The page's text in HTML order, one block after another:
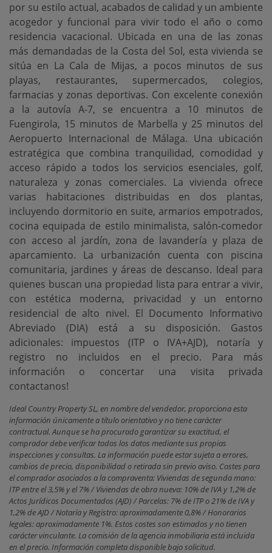
por su estilo actual, acabados de calidad y un ambiente
acogedor y funcional para vivir todo el año o como
residencia vacacional. Ubicada en una de las zonas
más demandadas de la Costa del Sol, esta vivienda se
sitúa en La Cala de Mijas, a pocos minutos de sus
playas, restaurantes, supermercados, colegios,
farmacias y zonas deportivas. Con excelente conexión
a la autovía A-7, se encuentra a 10 minutos de
Fuengirola, 15 minutos de Marbella y 25 minutos del
Aeropuerto Internacional de Málaga. Una ubicación
estratégica que combina tranquilidad, comodidad y
acceso rápido a todos los servicios esenciales, golf,
naturaleza y zonas comerciales. La vivienda ofrece
varias habitaciones distribuidas en dos plantas,
incluyendo dormitorio en suite, armarios empotrados,
cocina equipada de estilo minimalista, salón-comedor
con acceso al jardín, zona de lavandería y plaza de
aparcamiento. La urbanización cuenta con piscina
comunitaria, jardines y áreas de descanso. Ideal para
quienes buscan una propiedad lista para entrar a vivir,
con estética moderna, privacidad y un entorno
residencial de alto nivel. El Documento Informativo
Abreviado (DIA) está a su disposición. Gastos
adicionales: impuestos (ITP o IVA+AJD), notaría y
registro no incluidos en el precio. Para más
información o concertar una visita privada
contactanos!
Ideal Country Property SL, en nombre del vendedor, proporciona esta
información únicamente a título orientativo y no tiene carácter
contractual. Aunque se ha procurado garantizar su exactitud, el
comprador debe verificar todos los datos mediante sus propias
inspecciones y consultas. La información puede estar sujeta a errores,
cambios de precio, disponibilidad o retirada sin previo aviso. Costes para
el comprador asociados a la compraventa: Viviendas de segunda mano:
ITP entre el 3,5% y el 7% / Viviendas de obra nueva: 10% de IVA y 1,2% de
Actos Jurídicos Documentados (AJD) / Parcelas: 7% de ITP o 21% de IVA y
1,2% de AJD / Notaría y Registro: aproximadamente 0,8% / Honorarios
legales: aproximadamente 1%. Estos costes son estimados y no tienen
carácter vinculante. La comisión de la agencia inmobiliaria está incluida
en el precio. Información completa disponible bajo solicitud.